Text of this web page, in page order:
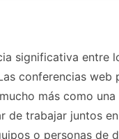
significativa entre
conferencias
más como
de trabajar juntos
o personas de